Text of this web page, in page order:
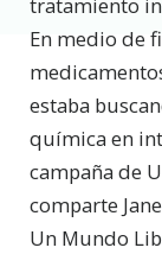
tratamiento
En medio de
estaba
química en
campaña de
comparte
Un Mundo